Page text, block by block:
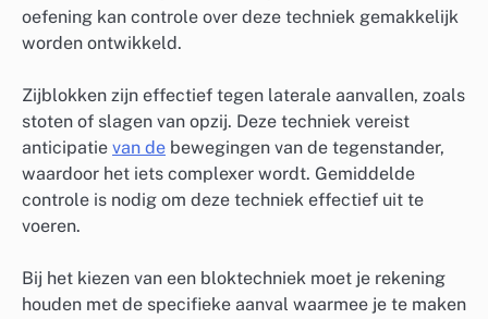
oefening kan controle over deze techniek gemakkelijk
worden ontwikkeld.
Zijblokken zijn effectief tegen laterale aanvallen, zoals
stoten of slagen van opzij. Deze techniek vereist
anticipatie van de bewegingen van de tegenstander,
waardoor het iets complexer wordt. Gemiddelde
controle is nodig om deze techniek effectief uit te
voeren.
Bij het kiezen van een bloktechniek moet je rekening
houden met de specifieke aanval waarmee je te maken